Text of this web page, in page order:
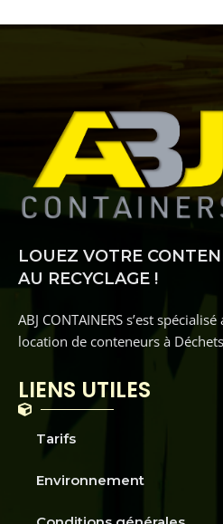
LOUEZ VOTRE
AU RECYCLAGE !
ABJ CONTAINERS s’est
location de conteneurs à
LIENS UTILES
Tarifs
Environnement